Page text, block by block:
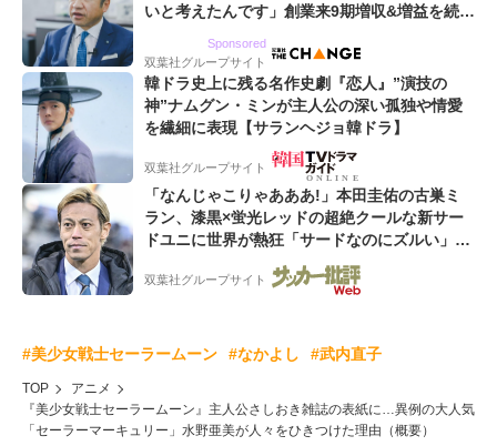
いと考えたんです」創業来9期増収&増益を続け
Sponsored
双葉社グループサイト
韓ドラ史上に残る名作史劇『恋人』”演技の
神”ナムグン・ミンが主人公の深い孤独や情愛
を繊細に表現【サランヘジョ韓ドラ】
双葉社グループサイト
「なんじゃこりゃあああ!」本田圭佑の古巣ミ
ラン、漆黒×蛍光レッドの超絶クールな新サー
ドユニに世界が熱狂「サードなのにズルい」
「こりゃかっけえわ」
双葉社グループサイト
#美少女戦士セーラームーン #なかよし #武内直子
TOP
アニメ
『美少女戦士セーラームーン』主人公さしおき雑誌の表紙に…異例の大人気
「セーラーマーキュリー」水野亜美が人々をひきつけた理由（概要）